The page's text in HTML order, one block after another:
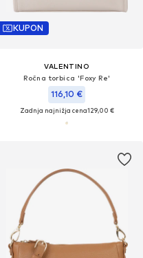
KUPON
VALENTINO
Ročna torbica 'Foxy Re'
116,10 €
Zadnja najnižja cena129,00 €